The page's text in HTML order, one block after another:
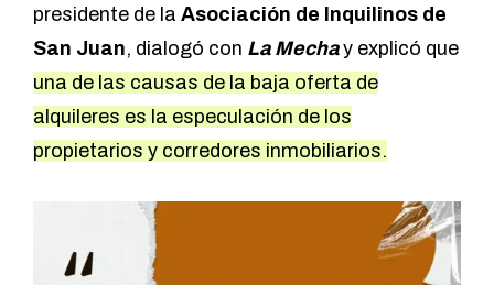
presidente de la Asociación de Inquilinos de
San Juan, dialogó con La Mechay explicó que
una de las causas de la baja oferta de
alquileres es la especulación de los
propietarios y corredores inmobiliarios.